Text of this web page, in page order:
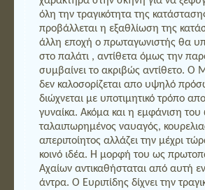
όλη την τραγικότητα της
προβάλλεται η εξαθλίωση της
άλλη εποχή ο πρωταγωνιστής θα
στο παλάτι , αντίθετα όμως την
συμβαίνει το ακριβώς αντίθετο. Ο
δεν καλοσορίζεται απο υψηλό
διώχνεται με υποτιμητικό τρόπο
γυναίκα. Ακόμα και η εμφάνιση του
ταλαιπωρημένος ναυαγός,
απεριποίητος αλλάζει την μέχρι
κοινό ιδέα. Η μορφή του ως
Αχαίων αντικαθήσταται από αυτή
άντρα. Ο Ευριπίδης δίχνει την